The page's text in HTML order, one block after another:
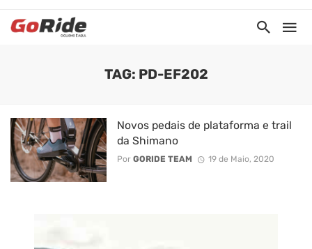
TAG: PD-EF202
Novos pedais de plataforma e trail
da Shimano
Por GORIDE TEAM 19 de Maio, 2020